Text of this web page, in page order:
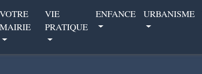
VOTRE
MAIRIE
VIE
PRATIQUE
ENFANCE URBANISME